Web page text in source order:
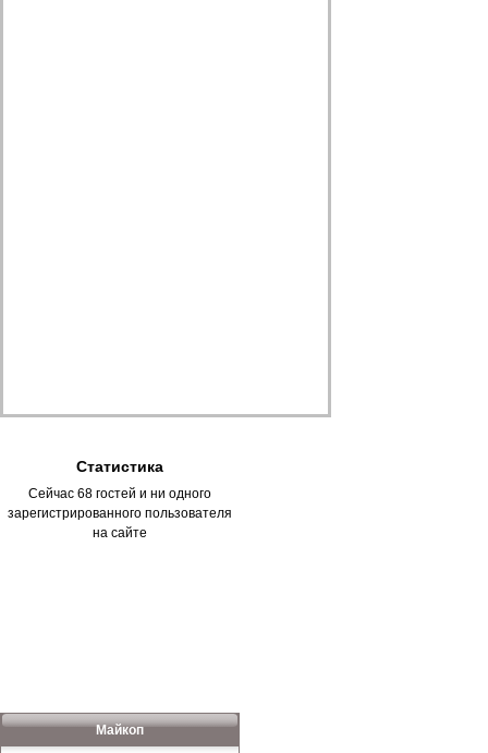
Статистика
Сейчас 68 гостей и ни одного
зарегистрированного пользователя
на сайте
Майкоп